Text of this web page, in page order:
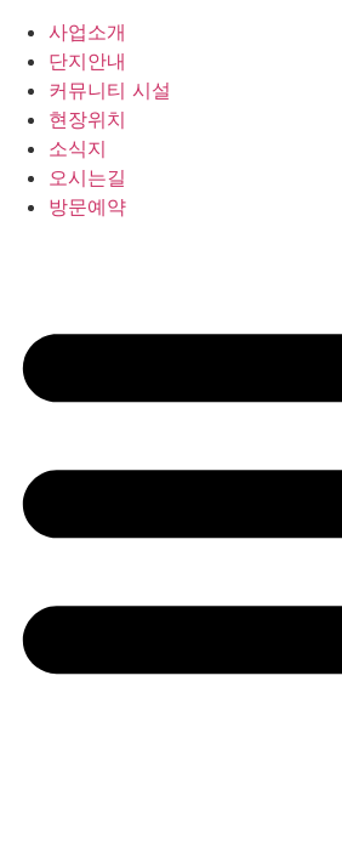
사업소개
단지안내
커뮤니티 시설
현장위치
소식지
오시는길
방문예약